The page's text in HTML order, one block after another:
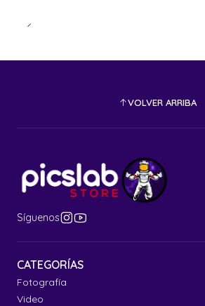
VOLVER ARRIBA
Síguenos
CATEGORÍAS
Fotografía
Video